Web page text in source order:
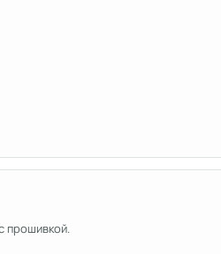
прошивкой.